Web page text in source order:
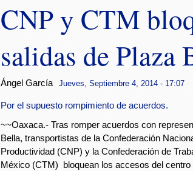
CNP y CTM
salidas de Plaza
Ángel García Jueves, Septiembre 4, 2014 - 17:07
Por el supuesto rompimiento de acuerdos.
~~Oaxaca.- Tras romper acuerdos con
Bella, transportistas de la Confederación
Productividad (CNP) y la Confederación de
México (CTM) bloquean los accesos del centro